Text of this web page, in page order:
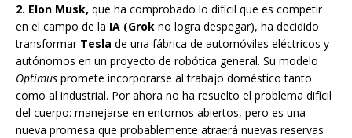
2. Elon Musk, que ha comprobado lo difícil que es competir
en el campo de la IA (Grok no logra despegar), ha decidido
transformar Tesla de una fábrica de automóviles eléctricos y
autónomos en un proyecto de robótica general. Su modelo
Optimus promete incorporarse al trabajo doméstico tanto
como al industrial. Por ahora no ha resuelto el problema difícil
del cuerpo: manejarse en entornos abiertos, pero es una
nueva promesa que probablemente atraerá nuevas reservas